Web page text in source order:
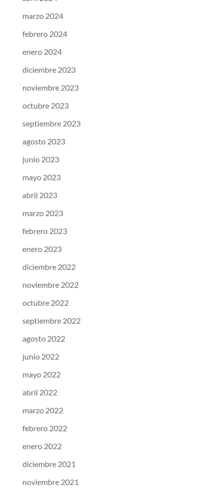
marzo 2024
febrero 2024
enero 2024
diciembre 2023
noviembre 2023
octubre 2023
septiembre 2023
agosto 2023
junio 2023
mayo 2023
abril 2023
marzo 2023
febrero 2023
enero 2023
diciembre 2022
noviembre 2022
octubre 2022
septiembre 2022
agosto 2022
junio 2022
mayo 2022
abril 2022
marzo 2022
febrero 2022
enero 2022
diciembre 2021
noviembre 2021